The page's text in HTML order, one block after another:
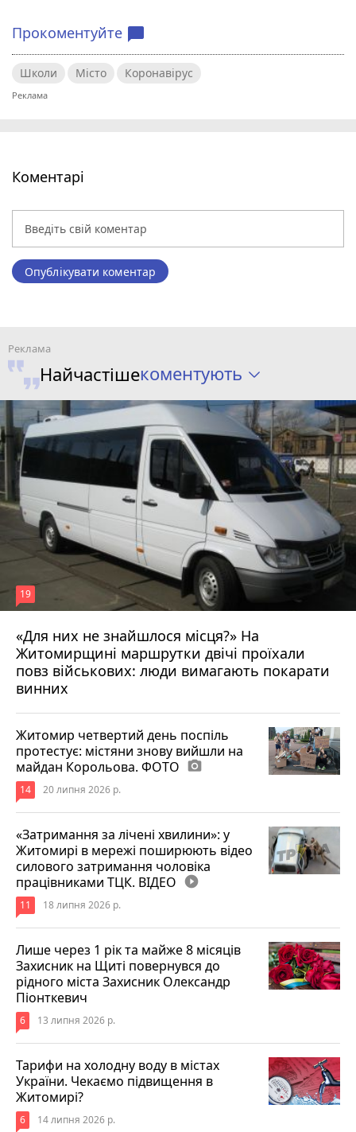
Прокоментуйте chat_bubble
Школи Місто Коронавірус
Коментарі
Опублікувати коментар
Найчастішекоментують
«Для них не знайшлося місця?» На
Житомирщині маршрутки двічі проїхали
повз військових: люди вимагають покарати
винних
19
17 липня 2026 р.
Житомир четвертий день поспіль
протестує: містяни знову вийшли на
майдан Корольова. ФОТО photo_camera
14 20 липня 2026 р.
«Затримання за лічені хвилини»: у
Житомирі в мережі поширюють відео
силового затримання чоловіка
працівниками ТЦК. ВІДЕО play_circle_filled
11 18 липня 2026 р.
Лише через 1 рік та майже 8 місяців
Захисник на Щиті повернувся до
рідного міста Захисник Олександр
Піонткевич
6 13 липня 2026 р.
Тарифи на холодну воду в містах
України. Чекаємо підвищення в
Житомирі?
6 14 липня 2026 р.